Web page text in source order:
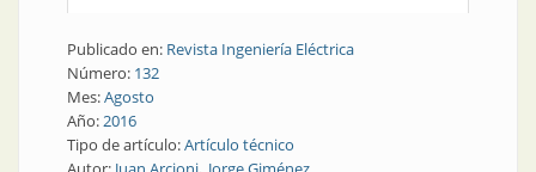
Publicado en: Revista Ingeniería Eléctrica
Número: 132
Mes:Agosto
Año:2016
Tipo de artículo:Artículo técnico